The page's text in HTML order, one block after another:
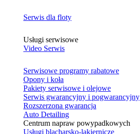
Serwis dla floty
Usługi serwisowe
Video Serwis
Serwisowe programy rabatowe
Opony i koła
Pakiety serwisowe i olejowe
Serwis gwarancyjny i pogwarancyjny
Rozszerzona gwarancja
Auto Detailing
Centrum napraw powypadkowych
Usługi blacharsko-lakiernicze